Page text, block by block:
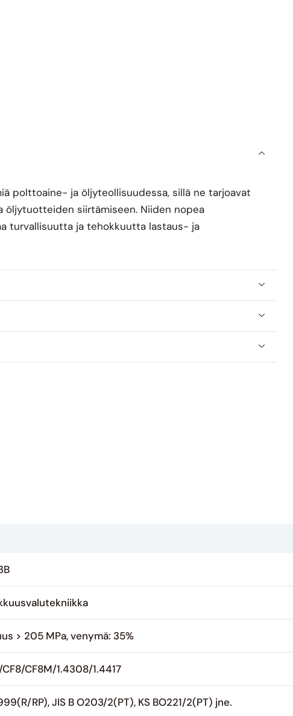
polttoaine- ja öljyteollisuudessa, sillä ne tarjoavat
siirtämiseen. Niiden nopea
turvallisuutta ja tehokkuutta lastaus- ja
> 205 MPa, venymä: 35%
CF8M/1.4308/1.4417
RP), JIS B O203/2(PT), KS BO221/2(PT) jne.